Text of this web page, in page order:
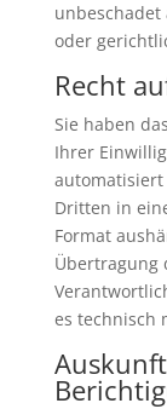
oder
Recht
Sie haben
Ihrer
Dritten in
Format
Übertragung
es technisch